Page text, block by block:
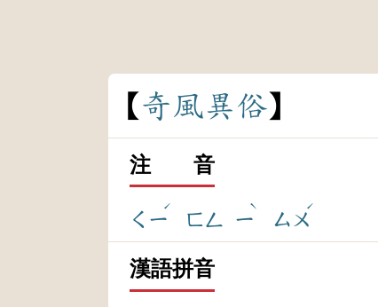
奇風異俗
注 音
ㄑㄧ
ˊ
ㄈㄥ ㄧ
ˋ
ㄙㄨ
ˊ
漢語拼音